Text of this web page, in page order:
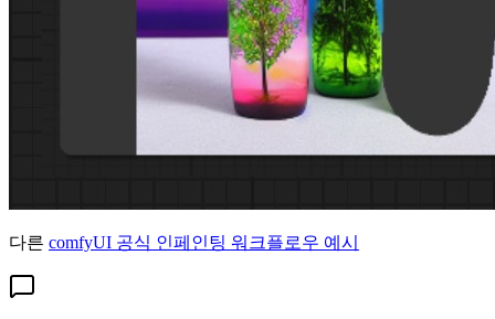
다른 comfyUI 공식 인페인팅 워크플로우 예시